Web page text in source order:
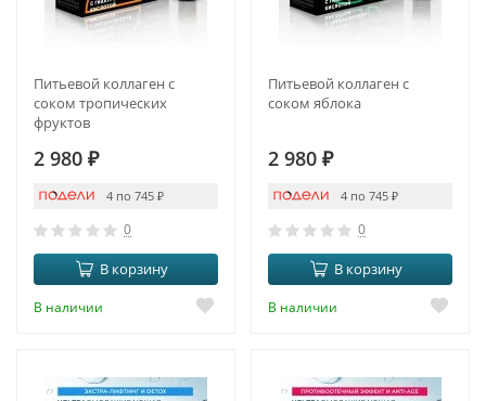
Питьевой коллаген с
соком тропических
фруктов
2 980 ₽
4 по 745 ₽
0
В корзину
В наличии
Питьевой коллаген с
соком яблока
2 980 ₽
4 по 745 ₽
0
В корзину
В наличии